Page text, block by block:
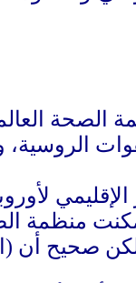
الصحة
الإقليمي
"تمكنت منظمة
صحيح أن